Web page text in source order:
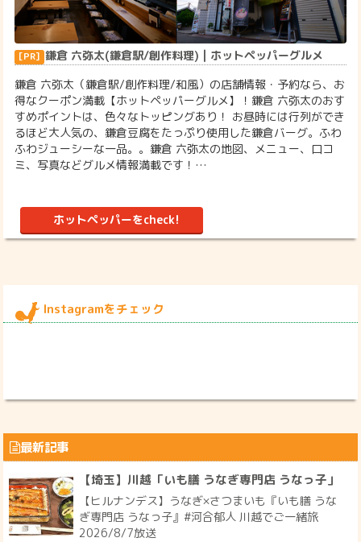
鎌倉 六弥太(鎌倉駅/創作料理) | ホットペッパーグルメ
鎌倉 六弥太（鎌倉駅/創作料理/和風）の店舗情報・予約なら、お
得なクーポン満載【ホットペッパーグルメ】！鎌倉 六弥太のおす
すめポイントは、色々なトッピングあり！ お昼時には行列ができ
るほど大人気の、鎌倉豆腐をたっぷり使用した鎌倉バーグ。ふわ
ふわジューシーな一品。。鎌倉 六弥太の地図、メニュー、口コ
ミ、写真などグルメ情報満載です！…
ホットペッパーをcheck!
Instagramをチェック
最新記事
【埼玉】川越「いも膳 うなぎ専門店 うなっ子」
【ヒルナンデス】うなぎ×さつまいも『いも膳 うな
ぎ専門店 うなっ子』#河合郁人 川越でご一緒旅
2026/8/7放送